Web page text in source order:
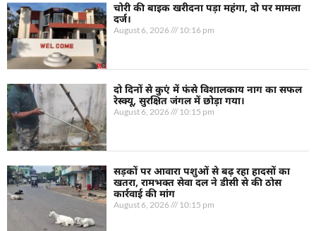
चोरी की बाइक खरीदना पड़ा महंगा, दो पर मामला
दर्ज।
August 6, 2026 10:16 pm
दो दिनों से कुएं में फंसे विशालकाय नाग का सफल
रेस्क्यू, सुरक्षित जंगल में छोड़ा गया।
August 6, 2026 10:15 pm
सड़कों पर आवारा पशुओं से बढ़ रहा हादसों का
खतरा, रामभक्त सेवा दल ने डीसी से की ठोस
कार्रवाई की मांग
August 6, 2026 10:15 pm